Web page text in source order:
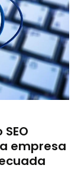
empresa